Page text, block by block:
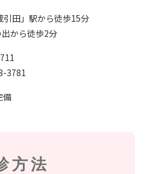
引田」駅から徒歩15分
から徒歩2分
3781
備
方法